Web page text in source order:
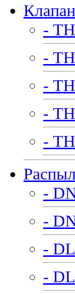
-
-
-
-
-
-
-
-
-